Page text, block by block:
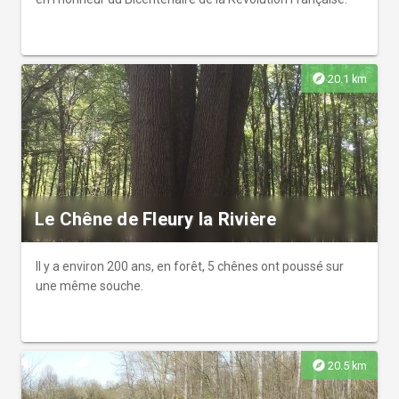
explore 20.1 km
Le Chêne de Fleury la Rivière
Il y a environ 200 ans, en forêt, 5 chênes ont poussé sur
une même souche.
explore 20.5 km